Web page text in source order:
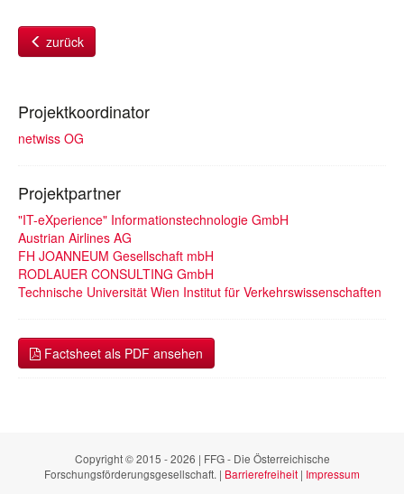
zurück
Projektkoordinator
netwiss OG
Projektpartner
"IT-eXperience" Informationstechnologie GmbH
Austrian Airlines AG
FH JOANNEUM Gesellschaft mbH
RODLAUER CONSULTING GmbH
Technische Universität Wien Institut für Verkehrswissenschaften
Factsheet als PDF ansehen
Copyright © 2015 - 2026 | FFG - Die Österreichische
Forschungsförderungsgesellschaft. | Barrierefreiheit | Impressum